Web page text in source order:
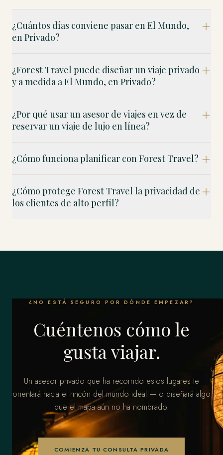
¿Cuántos días conviene pasar en El Mundo,
en Privado?
¿Forest Travel puede diseñar un viaje privado
y a medida a El Mundo, en Privado?
¿Por qué usar un asesor de viajes en vez de
reservar un viaje de lujo en línea?
¿Cómo funciona planificar con Forest Travel?
¿Cómo protege Forest Travel la privacidad de
los clientes de alto perfil?
¿NO ESTÁ SEGURO POR DÓNDE EMPEZAR?
Cuéntenos cómo le
gusta viajar.
Un asesor privado que ha recorrido estos lugares te
orientará hacia el rincón del mundo ideal — o diseñará algo
que el mapa aún no ha nombrado.
COMIENZA TU CONSULTA PRIVADA